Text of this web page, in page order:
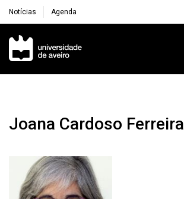
Notícias Agenda
Navegação Principal
Joana Cardoso Ferreira